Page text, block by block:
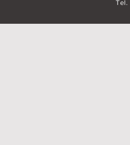
Tel.